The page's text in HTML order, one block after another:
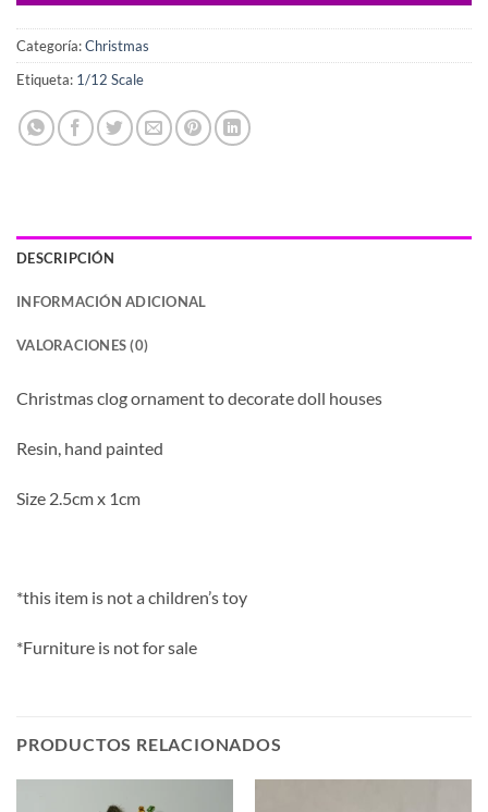
Categoría:Christmas
Etiqueta: 1/12 Scale
DESCRIPCIÓN
INFORMACIÓN ADICIONAL
VALORACIONES (0)
Christmas clog ornament to decorate doll houses
Resin, hand painted
Size 2.5cm x 1cm
*this item is not a children’s toy
*Furniture is not for sale
PRODUCTOS RELACIONADOS